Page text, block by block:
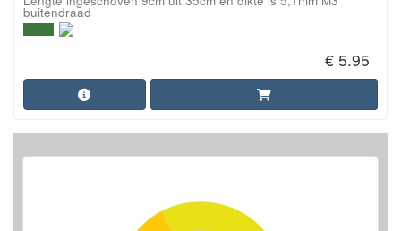
buitendraad
€ 5.95